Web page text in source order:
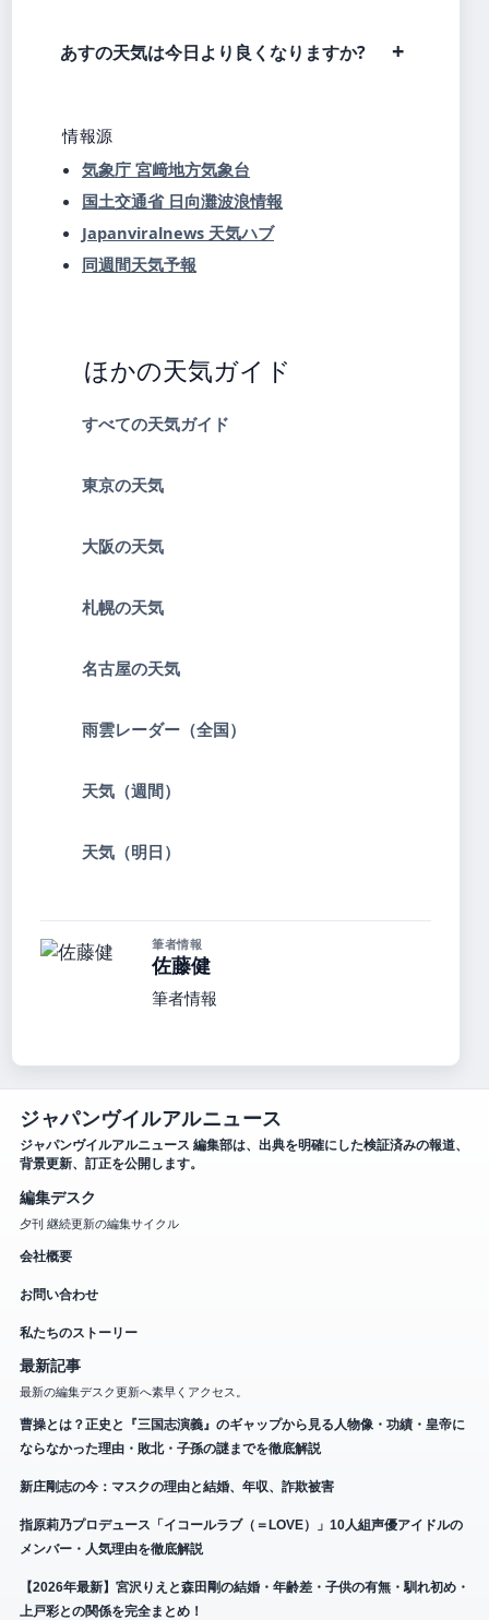
あすの天気は今日より良くなりますか?
情報源
気象庁 宮﨑地方気象台
国土交通省 日向灘波浪情報
Japanviralnews 天気ハブ
同週間天気予報
ほかの天気ガイド
すべての天気ガイド
東京の天気
大阪の天気
札幌の天気
名古屋の天気
雨雲レーダー（全国）
天気（週間）
天気（明日）
筆者情報
佐藤健
筆者情報
ジャパンヴイルアルニュース
ジャパンヴイルアルニュース 編集部は、出典を明確にした検証済みの報道、
背景更新、訂正を公開します。
編集デスク
夕刊 継続更新の編集サイクル
会社概要
お問い合わせ
私たちのストーリー
最新記事
最新の編集デスク更新へ素早くアクセス。
曹操とは？正史と『三国志演義』のギャップから見る人物像・功績・皇帝に
ならなかった理由・敗北・子孫の謎までを徹底解説
新庄剛志の今：マスクの理由と結婚、年収、詐欺被害
指原莉乃プロデュース「イコールラブ（＝LOVE）」10人組声優アイドルの
メンバー・人気理由を徹底解説
【2026年最新】宮沢りえと森田剛の結婚・年齢差・子供の有無・馴れ初め・
上戸彩との関係を完全まとめ！